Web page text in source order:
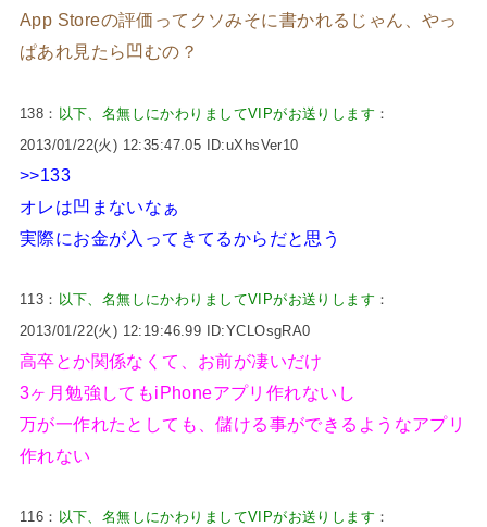
App Storeの評価ってクソみそに書かれるじゃん、やっ
ぱあれ見たら凹むの？
138： 以下、名無しにかわりましてVIPがお送りします ：
2013/01/22(火) 12:35:47.05 ID:uXhsVer10
>>133
オレは凹まないなぁ
実際にお金が入ってきてるからだと思う
113： 以下、名無しにかわりましてVIPがお送りします ：
2013/01/22(火) 12:19:46.99 ID:YCLOsgRA0
高卒とか関係なくて、お前が凄いだけ
3ヶ月勉強してもiPhoneアプリ作れないし
万が一作れたとしても、儲ける事ができるようなアプリ
作れない
116： 以下、名無しにかわりましてVIPがお送りします ：